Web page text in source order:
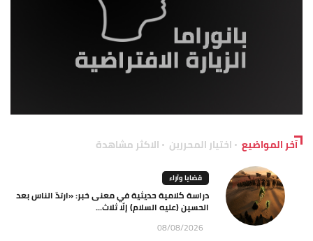
آخر المواضيع اختيار المحررين الاكثر مشاهدة
قضايا وآراء
دراسة كلامية حديثية في معنى خبر: «ارتدّ الناس بعد
الحسين (عليه السلام) إلّا ثلاث...
08/08/2026